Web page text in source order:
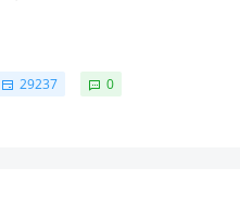
29237 0